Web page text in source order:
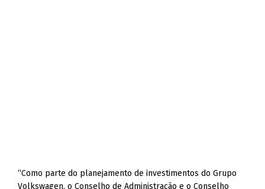
“Como parte do planejamento de investimentos do Grupo
Volkswagen, o Conselho de Administração e o Conselho